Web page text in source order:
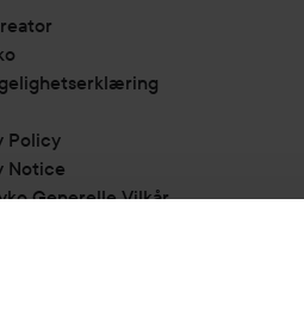
Policy
Notice
Generelle Vilkår